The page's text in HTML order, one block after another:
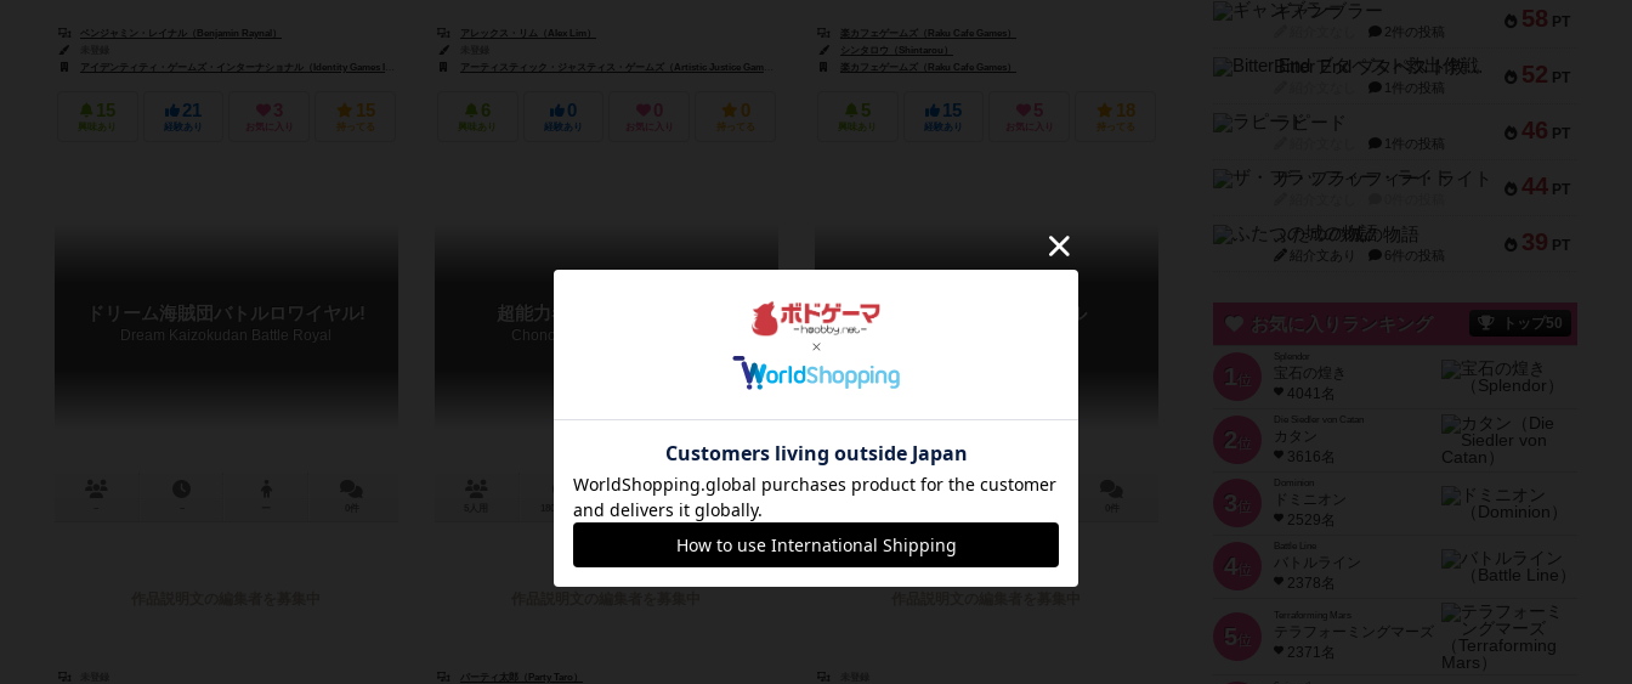
ベンジャミン・レイナル（Benjamin Raynal）
アイデンティティ・ゲームズ・インターナショナル（Identity Games International B.V.）
コスモス（KOSMOS）
15
興味あり
21
経験あり
3
お気に入り
15
持ってる
アレックス・リム（Alex Lim）
アーティスティック・ジャスティス・ゲームズ（Artistic Justice Games）
6
興味あり
0
経験あり
0
お気に入り
0
持ってる
楽カフェゲームズ（Raku Cafe Games）
シンタロウ（Shintarou）
楽カフェゲームズ（Raku Cafe Games）
5
興味あり
15
経験あり
5
お気に入り
18
持ってる
ドリーム海賊団バトルロワイヤル!
Dream Kaizokudan Battle Royal
超能力者バトルロワイヤル
Chonoryokusha Battle Royal
180分前後 ー 0件
パーティ太郎（Party Taro）
筋トレバトルロワイヤル
58 PT
ギャンブラー
2件の投稿
52 PT
Bitter End ブタペスト救出作戦
1件の投稿
46 PT
ラピード
1件の投稿
44 PT
ザ・フラッフィー・ライト
39 PT
ふたつの城の物語
紹介文あり 6件の投稿
お気に入りランキング トップ50
1 位
宝石の煌き
4041名
2 位
Die Siedler von Catan
カタン
3616名
3 位
ドミニオン
2529名
4位
Battle Line
バトルライン
2378名
5 位
Terraforming Mars
テラフォーミングマーズ
2371名